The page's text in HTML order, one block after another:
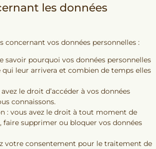
les données
concernant vos données personnelles :
savoir pourquoi vos données personnelles
qui leur arrivera et combien de temps elles
le droit d’accéder à vos données
connaissons.
: vous avez le droit à tout moment de
supprimer ou bloquer vos données
votre consentement pour le traitement de